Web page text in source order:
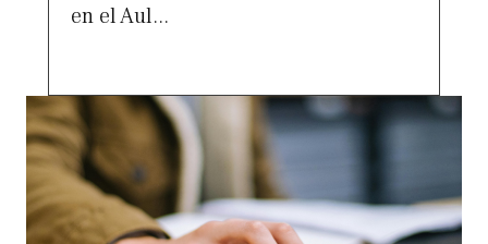
en el Aul...